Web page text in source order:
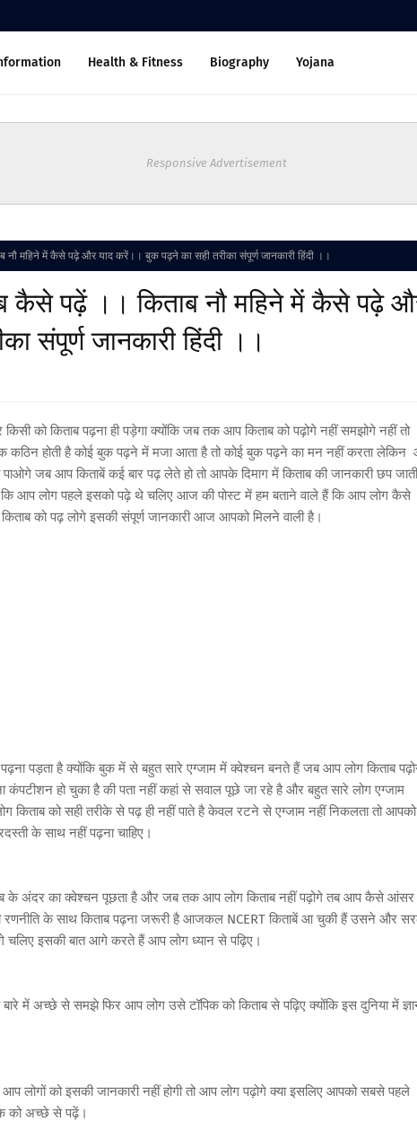
Health & Fitness Biography Yojana
Responsive Advertisement
महिने में कैसे पढ़े और याद करें।। बुक पढ़ने का सही तरीका संपूर्ण जानकारी हिंदी ।।
कैसे पढ़ें ।। किताब नौ महिने में कैसे पढ़े
संपूर्ण जानकारी हिंदी ।।
को किताब पढ़ना ही पड़ेगा क्योंकि जब तक आप किताब को पढ़ोगे नहीं समझोगे नहीं तो
होती है कोई बुक पढ़ने में मजा आता है तो कोई बुक पढ़ने का मन नहीं करता लेकिन
जब आप किताबें कई बार पढ़ लेते हो तो आपके दिमाग में किताब की जानकारी छप
आप लोग पहले इसको पढ़े थे चलिए आज की पोस्ट में हम बताने वाले हैं कि आप लोग कैसे
को पढ़ लोगे इसकी संपूर्ण जानकारी आज आपको मिलने वाली है।
पड़ता है क्योंकि बुक में से बहुत सारे एग्जाम में क्वेश्चन बनते हैं जब आप लोग किताब
हो चुका है की पता नहीं कहां से सवाल पूछे जा रहे है और बहुत सारे लोग एग्जाम
किताब को सही तरीके से पढ़ ही नहीं पाते है केवल रटने से एग्जाम नहीं निकलता तो आपको
के साथ नहीं पढ़ना चाहिए।
के अंदर का क्वेश्चन पूछता है और जब तक आप लोग किताब नहीं पढ़ोगे तब आप कैसे आंसर
रणनीति के साथ किताब पढ़ना जरूरी है आजकल NCERT किताबें आ चुकी हैं उसने और
चलिए इसकी बात आगे करते हैं आप लोग ध्यान से पढ़िए।
में अच्छे से समझे फिर आप लोग उसे टॉपिक को किताब से पढ़िए क्योंकि इस दुनिया में
लोगों को इसकी जानकारी नहीं होगी तो आप लोग पढ़ोगे क्या इसलिए आपको सबसे पहले
को अच्छे से पढ़ें।